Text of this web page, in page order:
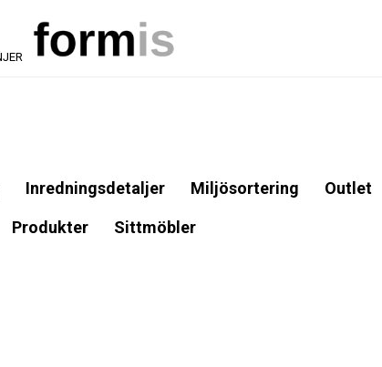
Inredningsdetaljer Miljösortering Outlet
Produkter Sittmöbler